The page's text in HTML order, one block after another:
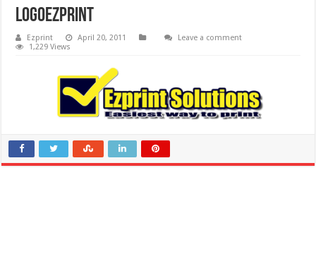
logoezprint
Ezprint April 20, 2011
Leave a comment
1,229 Views